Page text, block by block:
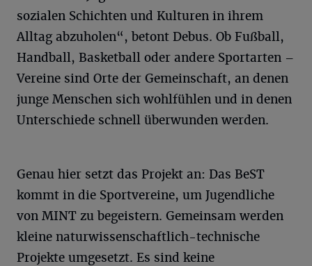
sozialen Schichten und Kulturen in ihrem
Alltag abzuholen“, betont Debus. Ob Fußball,
Handball, Basketball oder andere Sportarten –
Vereine sind Orte der Gemeinschaft, an denen
junge Menschen sich wohlfühlen und in denen
Unterschiede schnell überwunden werden.
Genau hier setzt das Projekt an: Das BeST
kommt in die Sportvereine, um Jugendliche
von MINT zu begeistern. Gemeinsam werden
kleine naturwissenschaftlich-technische
Projekte umgesetzt. Es sind keine